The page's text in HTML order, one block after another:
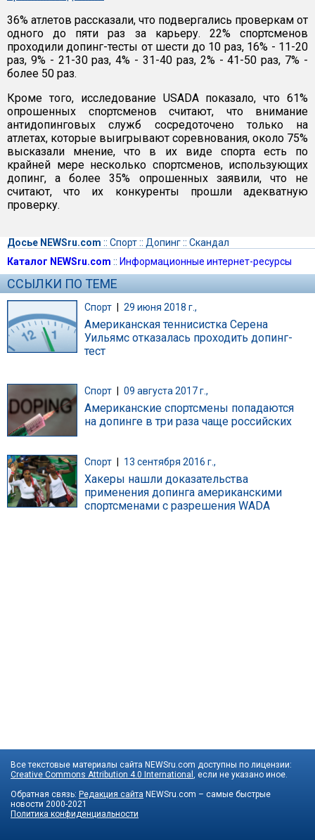
36% атлетов рассказали, что подвергались проверкам от
одного до пяти раз за карьеру. 22% спортсменов
проходили допинг-тесты от шести до 10 раз, 16% - 11-20
раз, 9% - 21-30 раз, 4% - 31-40 раз, 2% - 41-50 раз, 7% -
более 50 раз.
Кроме того, исследование USADA показало, что 61%
опрошенных спортсменов считают, что внимание
антидопинговых служб сосредоточено только на
атлетах, которые выигрывают соревнования, около 75%
высказали мнение, что в их виде спорта есть по
крайней мере несколько спортсменов, использующих
допинг, а более 35% опрошенных заявили, что не
считают, что их конкуренты прошли адекватную
проверку.
Досье NEWSru.com :: Спорт:: Допинг:: Скандал
Каталог NEWSru.com :: Информационные интернет-ресурсы
ССЫЛКИ ПО ТЕМЕ
Спорт 29 июня 2018 г.,
Американская теннисистка Серена
Уильямс отказалась проходить допинг-
тест
Спорт 09 августа 2017 г.,
Американские спортсмены попадаются
на допинге в три раза чаще российских
Спорт | 13 сентября 2016 г.,
Хакеры нашли доказательства
применения допинга американскими
спортсменами с разрешения WADA
Все текстовые материалы сайта NEWSru.com доступны по лицензии:
Creative Commons Attribution 4.0 International
, если не указано иное.
Обратная связь: Редакция сайта NEWSru.com – самые быстрые
новости 2000-2021
Политика конфиденциальности